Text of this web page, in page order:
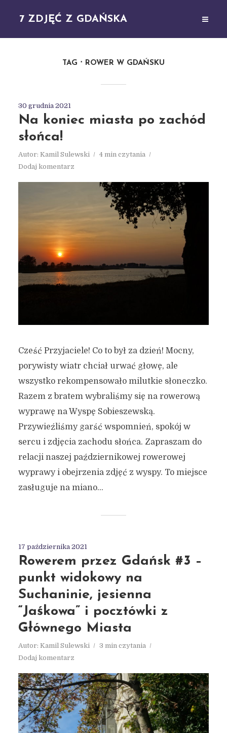
7 ZDJĘĆ Z GDAŃSKA
TAG ROWER W GDAŃSKU
30 grudnia 2021
Na koniec miasta po zachód
słońca!
Autor: Kamil Sulewski
4 min czytania
Dodaj komentarz
Cześć Przyjaciele! Co to był za dzień! Mocny,
porywisty wiatr chciał urwać głowę, ale
wszystko rekompensowało milutkie słoneczko.
Razem z bratem wybraliśmy się na rowerową
wyprawę na Wyspę Sobieszewską.
Przywieźliśmy garść wspomnień, spokój w
sercu i zdjęcia zachodu słońca. Zapraszam do
relacji naszej październikowej rowerowej
wyprawy i obejrzenia zdjęć z wyspy. To miejsce
zasługuje na miano...
17 października 2021
Rowerem przez Gdańsk #3 –
punkt widokowy na
Suchaninie, jesienna
“Jaśkowa” i pocztówki z
Głównego Miasta
Autor: Kamil Sulewski
3 min czytania
Dodaj komentarz